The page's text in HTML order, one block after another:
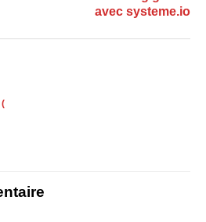
avec systeme.io
(